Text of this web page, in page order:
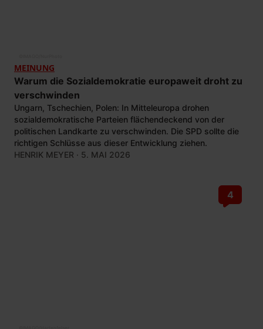
MEINUNG
Warum die Sozialdemokratie europaweit droht zu
verschwinden
Ungarn, Tschechien, Polen: In Mitteleuropa drohen
sozialdemokratische Parteien flächendeckend von der
politischen Landkarte zu verschwinden. Die SPD sollte die
richtigen Schlüsse aus dieser Entwicklung ziehen.
HENRIK MEYER · 5. MAI 2026
4